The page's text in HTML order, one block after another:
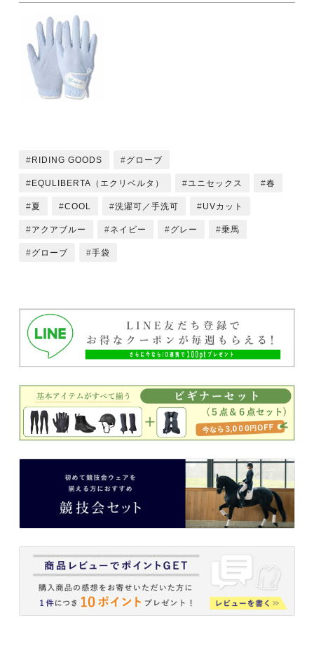
RIDING GOODS グローブ
EQULIBERTA（エクリベルタ） ユニセックス 春
夏 COOL 洗濯可／手洗可 UVカット
アクアブルー ネイビー グレー 乗馬
グローブ 手袋